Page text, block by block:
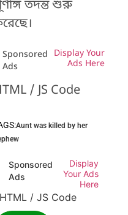
তদন্ত শুরু
Sponsored
Ads
Display Your
Ads Here
/ JS Code
Aunt was killed by her
Sponsored
Ads
Display
Your Ads
Here
HTML / JS Code